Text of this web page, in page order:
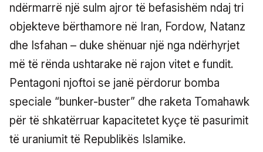
ndërmarrë një sulm ajror të befasishëm ndaj tri
objekteve bërthamore në Iran, Fordow, Natanz
dhe Isfahan – duke shënuar një nga ndërhyrjet
më të rënda ushtarake në rajon vitet e fundit.
Pentagoni njoftoi se janë përdorur bomba
speciale “bunker-buster” dhe raketa Tomahawk
për të shkatërruar kapacitetet kyçe të pasurimit
të uraniumit të Republikës Islamike.